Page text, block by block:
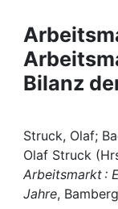
Projects
People
Awards
My FIS
Bilanz
Struck, Olaf;
Olaf Struck
Arbeitsmarkt :
Jahre,